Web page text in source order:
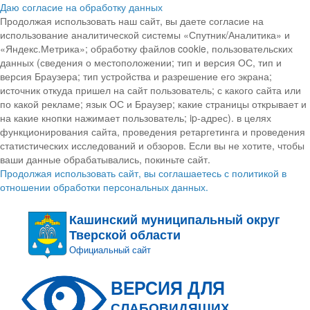
Даю согласие на обработку данных
Продолжая использовать наш сайт, вы даете согласие на
использование аналитической системы «Спутник/Аналитика» и
«Яндекс.Метрика»; обработку файлов cookie, пользовательских
данных (сведения о местоположении; тип и версия ОС, тип и
версия Браузера; тип устройства и разрешение его экрана;
источник откуда пришел на сайт пользователь; с какого сайта или
по какой рекламе; язык ОС и Браузер; какие страницы открывает и
на какие кнопки нажимает пользователь; ip-адрес). в целях
функционирования сайта, проведения ретаргетинга и проведения
статистических исследований и обзоров. Если вы не хотите, чтобы
ваши данные обрабатывались, покиньте сайт.
Продолжая использовать сайт, вы соглашаетесь с политикой в
отношении обработки персональных данных.